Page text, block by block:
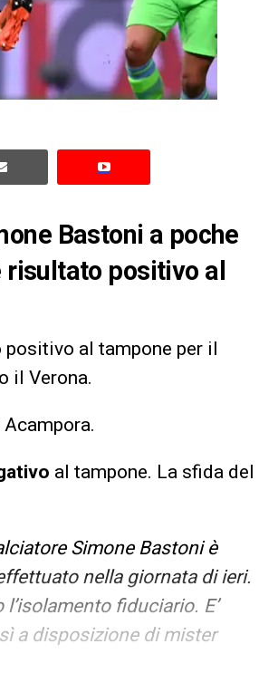
Bastoni a poche
risultato positivo al
al tampone per il
il Verona.
al tampone. La sfida del
Simone Bastoni è
nella giornata di ieri.
fiduciario. E’
a disposizione di mister